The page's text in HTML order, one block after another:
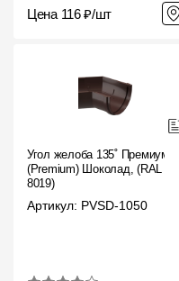
Цена 116 ₽/шт
Угол желоба 135˚ Премиум
(Premium) Шоколад, (RAL
8019)
Артикул: PVSD-1050